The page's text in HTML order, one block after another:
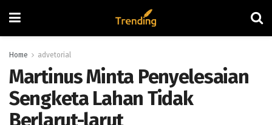
Home advetorial
Martinus Minta Penyelesaian
Sengketa Lahan Tidak
Berlarut-larut